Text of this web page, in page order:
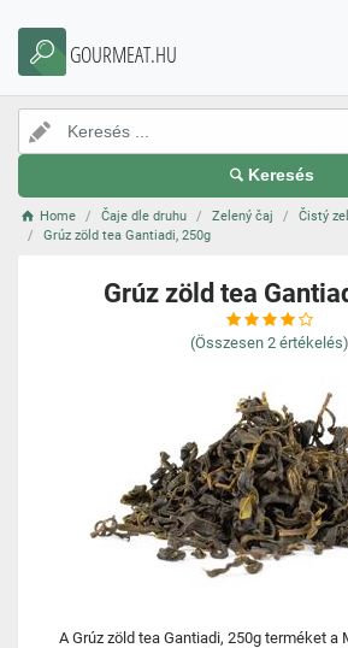
GOURMEAT.HU
Keresés
Home Čaje dle druhu Zelený čaj
Čistý
Grúz zöld tea Gantiadi, 250g
Grúz zöld tea
(Összesen 2 értékelés)
A Grúz zöld tea Gantiadi, 250g terméket a